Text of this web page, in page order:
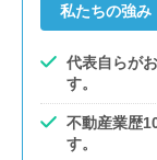
私たちの強み
代表自らが
す。
不動産業歴
す。